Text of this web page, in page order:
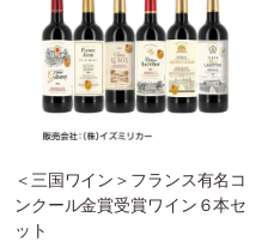
＜三国ワイン＞フランス有名コ
ンクール金賞受賞ワイン６本セ
ット